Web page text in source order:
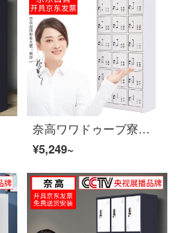
奈高ワワドゥーブ寮の従業員はロッカーロッカーの食器棚に多くの戸棚を収納しています。十八ドアのワルドラブブ
¥5,249~